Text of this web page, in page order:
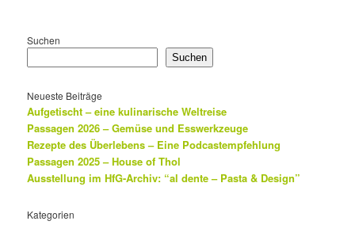
Suchen
Suchen
Neueste Beiträge
Aufgetischt – eine kulinarische Weltreise
Passagen 2026 – Gemüse und Esswerkzeuge
Rezepte des Überlebens – Eine Podcastempfehlung
Passagen 2025 – House of Thol
Ausstellung im HfG-Archiv: “al dente – Pasta & Design”
Kategorien